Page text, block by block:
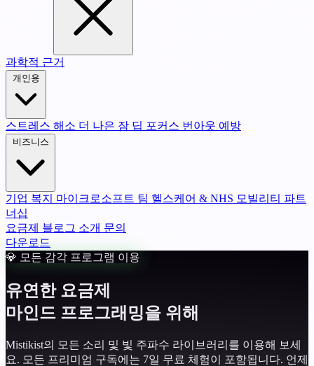
과학적 근거
개인용
스트레스 해소 더 나은 잠 딥 포커스 번아웃 예방
비즈니스
기업 복지 마이크로소프트 팀 헬스케어 & NHS 모빌리티 파트
너십
요금제 블로그 소개 문의
다운로드
💎 모든 감각 프로그램 이용
유연한 요금제
마인드 프로그래밍을 위해
Mistikist의 모든 소리 및 빛 주파수 라이브러리를 이용해 보세
요. 모든 프리미엄 구독에는 7일 무료 체험이 포함됩니다. 언제